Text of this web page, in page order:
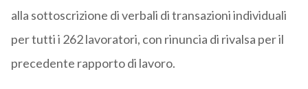
alla sottoscrizione di verbali di transazioni individuali
per tutti i 262 lavoratori, con rinuncia di rivalsa per il
precedente rapporto di lavoro.